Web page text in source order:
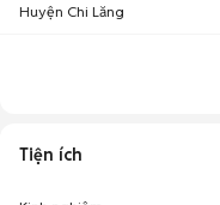
Huyện Chi Lăng
Tiện ích